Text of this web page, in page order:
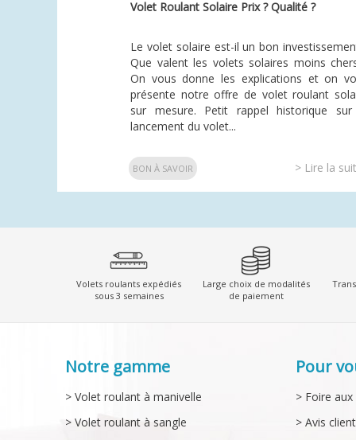
Volet Roulant Solaire Prix ? Qualité ?
Le volet solaire est-il un bon
Que valent les volets solaires moins
On vous donne les explications et on
présente notre offre de volet roulant
sur mesure. Petit rappel historique
lancement du volet...
BON À SAVOIR > Lire la
Volets roulants expédiés
sous 3 semaines
Large choix de modalités
de paiement
Notre gamme
> Volet roulant à manivelle
> Volet roulant à sangle
Pour
> Foire
> Avis